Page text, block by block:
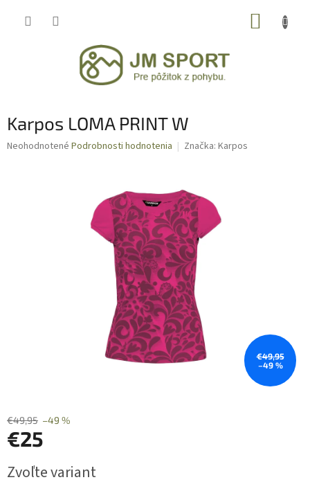
Karpos LOMA PRINT W
Priemerné
Neohodnotené Podrobnosti hodnotenia Značka: Karpos
€49,95
–49 %
€49,95 –49 %
€25
cena:
Zvoľte variant